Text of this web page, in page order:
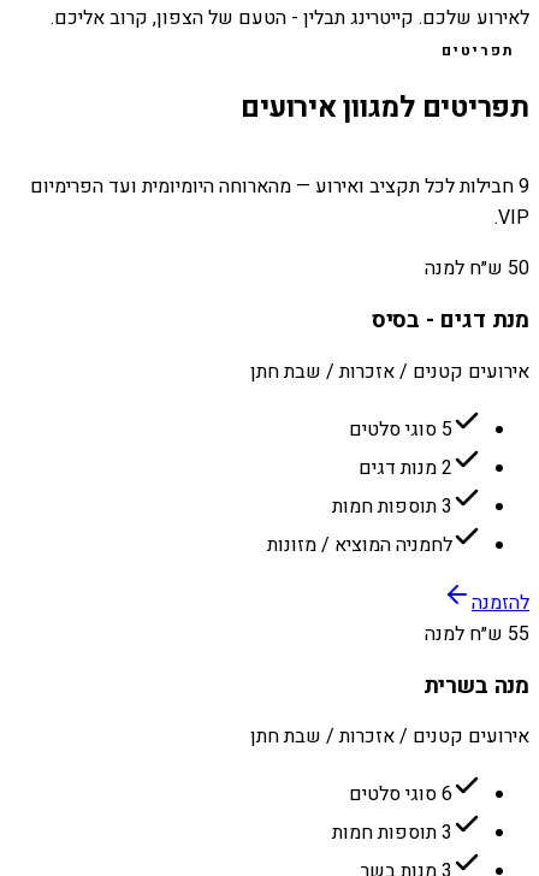
לאירוע שלכם. קייטרינג תבלין - הטעם של הצפון, קרוב אליכם.
תפריטים
תפריטים למגוון אירועים
9 חבילות לכל תקציב ואירוע — מהארוחה היומיומית ועד הפרימיום
VIP.
50 ש״ח למנה
מנת דגים - בסיס
אירועים קטנים / אזכרות / שבת חתן
5 סוגי סלטים
2 מנות דגים
3 תוספות חמות
לחמניה המוציא / מזונות
להזמנה
55 ש״ח למנה
מנה בשרית
אירועים קטנים / אזכרות / שבת חתן
6 סוגי סלטים
3 תוספות חמות